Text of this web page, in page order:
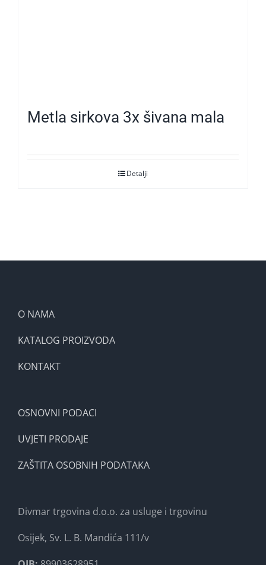
Metla sirkova 3x šivana mala
Detalji
O NAMA
KATALOG PROIZVODA
KONTAKT
OSNOVNI PODACI
UVJETI PRODAJE
ZAŠTITA OSOBNIH PODATAKA
Divmar trgovina d.o.o. za usluge i trgovinu
Osijek, Sv. L. B. Mandića 111/v